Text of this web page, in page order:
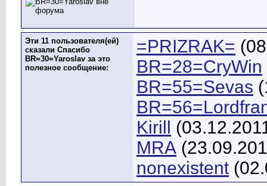
Эти 11 пользователя(ей)
сказали Спасибо
BR=30=Yaroslav за это
полезное сообщение:
=PRIZRAK=
BR=28=CryWin
BR=55=Sevas
Kirill
MRA
nonexistent